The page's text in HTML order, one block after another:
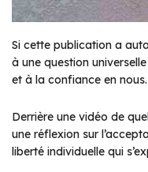
Si cette publication a
à une question
et à la confiance en nous.
Derrière une vidéo de
une réflexion sur
liberté individuelle qui